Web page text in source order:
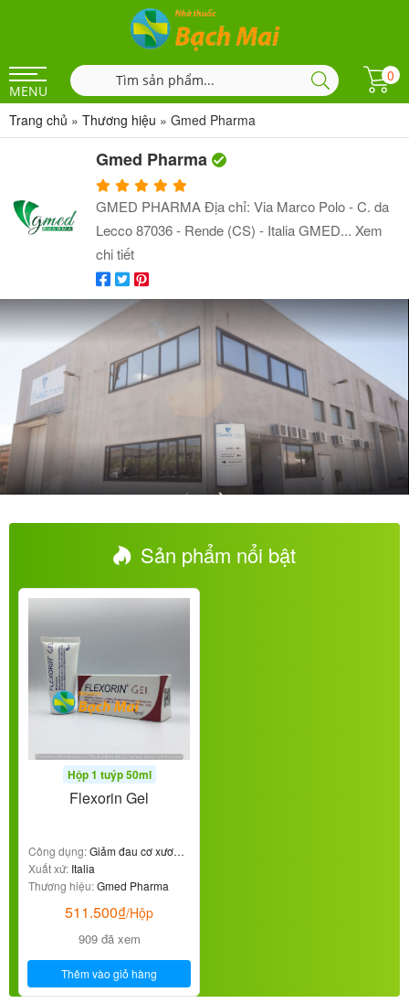
MENU
0
Trang chủ » Thương hiệu » Gmed Pharma
Gmed Pharma
GMED PHARMA Địa chỉ: Via Marco Polo - C. da
Lecco 87036 - Rende (CS) - Italia GMED... Xem
chi tiết
Sản phẩm nổi bật
Hộp 1 tuýp 50ml
Flexorin Gel
Công dụng:Giảm đau cơ xương
khớp
Xuất xứ: Italia
Thương hiệu:Gmed Pharma
511.500₫/Hộp
909 đã xem
Thêm vào giỏ hàng